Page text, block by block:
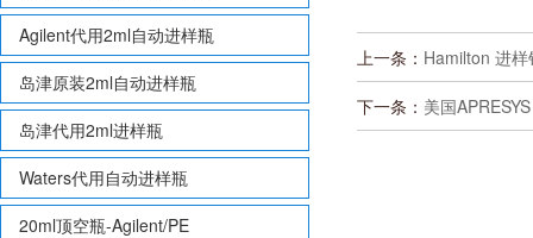
Agilent代用2ml自动进样瓶
岛津原装2ml自动进样瓶
岛津代用2ml进样瓶
Waters代用自动进样瓶
20ml顶空瓶-Agilent/PE
上一条： Hamilton 进
下一条： 美国